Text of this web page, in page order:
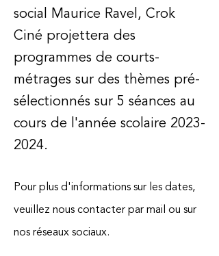
social Maurice Ravel, Crok
Ciné projettera des
programmes de courts-
métrages sur des thèmes pré-
sélectionnés sur 5 séances au
cours de l'année scolaire 2023-
2024.
Pour plus d'informations sur les dates,
veuillez nous contacter par mail ou sur
nos réseaux sociaux.